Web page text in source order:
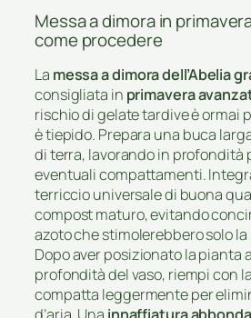
Messa a dimora in
come procedere
La messa a dimora dell’Abelia
consigliata in primavera
rischio di gelate tardive è ormai
è tiepido. Prepara una buca
di terra, lavorando in profondità
eventuali compattamenti.
terriccio universale di buona
compost maturo, evitando
azoto che stimolerebbero solo
Dopo aver posizionato la pianta
profondità del vaso, riempi con
compatta leggermente per